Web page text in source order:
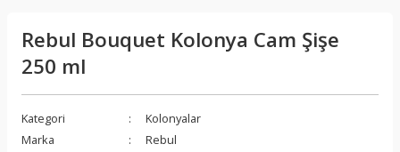
Rebul Bouquet Kolonya Cam Şişe
250 ml
Kategori
Kolonyalar
Marka
Rebul